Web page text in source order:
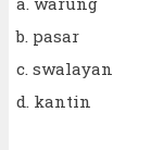
b. pasar
c. swalayan
d. kantin